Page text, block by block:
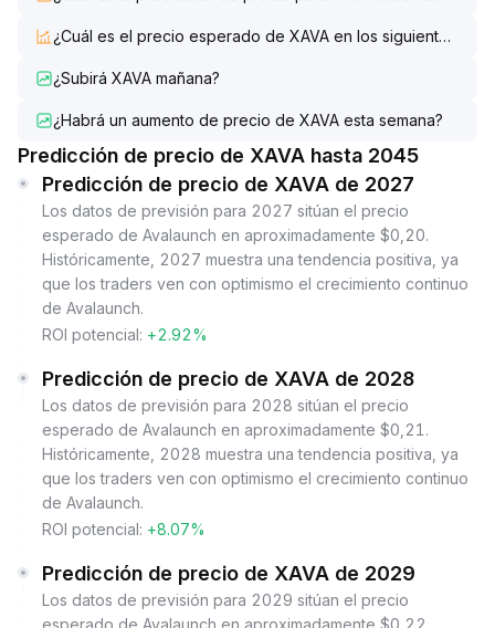
¿Cuál es el precio esperado de XAVA en los siguientes 7
¿Subirá XAVA mañana?
¿Habrá un aumento de precio de XAVA esta semana?
Predicción de precio de XAVA hasta 2045
Predicción de precio de XAVA de 2027
Los datos de previsión para 2027 sitúan el precio
esperado de Avalaunch en aproximadamente $0,20.
Históricamente, 2027 muestra una tendencia positiva, ya
que los traders ven con optimismo el crecimiento continuo
de Avalaunch.
ROI potencial: +2.92%
Predicción de precio de XAVA de 2028
Los datos de previsión para 2028 sitúan el precio
esperado de Avalaunch en aproximadamente $0,21.
Históricamente, 2028 muestra una tendencia positiva, ya
que los traders ven con optimismo el crecimiento continuo
de Avalaunch.
ROI potencial: +8.07%
Predicción de precio de XAVA de 2029
Los datos de previsión para 2029 sitúan el precio
esperado de Avalaunch en aproximadamente $0,22.